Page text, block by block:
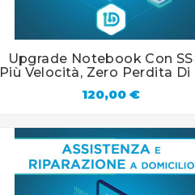
   
Upgrade Notebook Con
Più Velocità, Zero Perdita Di
120,00 €